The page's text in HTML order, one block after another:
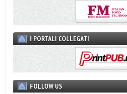
I PORTALI COLLEGATI
FOLLOW US